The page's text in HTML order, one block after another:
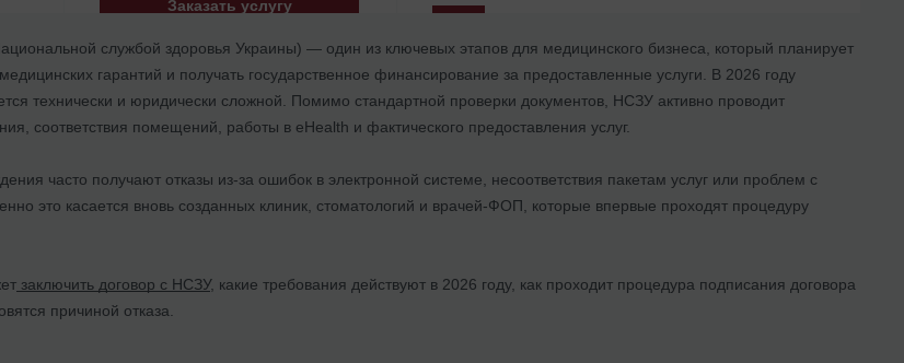
Заказать услугу
службой здоровья Украины) — один из ключевых этапов для медицинского бизнеса, который планирует
гарантий и получать государственное финансирование за предоставленные услуги. В 2026 году
технически и юридически сложной. Помимо стандартной проверки документов, НСЗУ активно проводит
соответствия помещений, работы в eHealth и фактического предоставления услуг.
часто получают отказы из-за ошибок в электронной системе, несоответствия пакетам услуг или проблем с
это касается вновь созданных клиник, стоматологий и врачей-ФОП, которые впервые проходят процедуру
заключить договор с НСЗУ, какие требования действуют в 2026 году, как проходит процедура подписания договора
причиной отказа.